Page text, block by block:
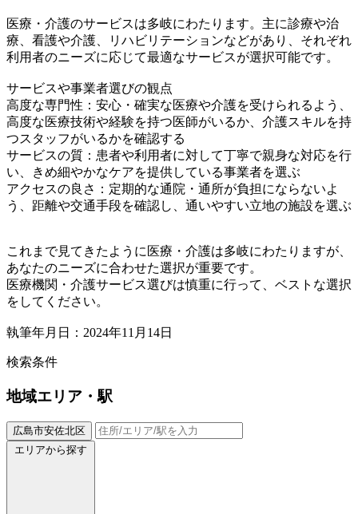
医療・介護のサービスは多岐にわたります。主に診療や治
療、看護や介護、リハビリテーションなどがあり、それぞれ
利用者のニーズに応じて最適なサービスが選択可能です。
サービスや事業者選びの観点
高度な専門性：安心・確実な医療や介護を受けられるよう、
高度な医療技術や経験を持つ医師がいるか、介護スキルを持
つスタッフがいるかを確認する
サービスの質：患者や利用者に対して丁寧で親身な対応を行
い、きめ細やかなケアを提供している事業者を選ぶ
アクセスの良さ：定期的な通院・通所が負担にならないよ
う、距離や交通手段を確認し、通いやすい立地の施設を選ぶ
これまで見てきたように医療・介護は多岐にわたりますが、
あなたのニーズに合わせた選択が重要です。
医療機関・介護サービス選びは慎重に行って、ベストな選択
をしてください。
執筆年月日：2024年11月14日
検索条件
地域エリア・駅
広島市安佐北区
エリアから探す